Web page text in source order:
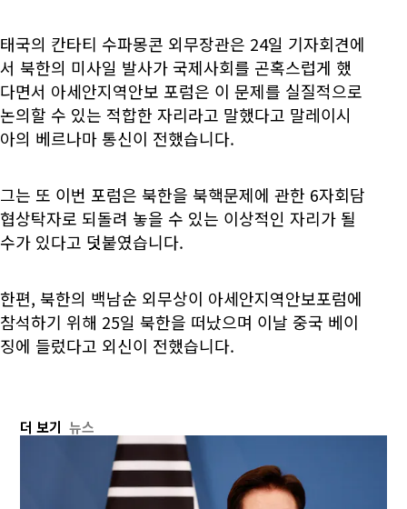
태국의 칸타티 수파몽콘 외무장관은 24일 기자회견에
서 북한의 미사일 발사가 국제사회를 곤혹스럽게 했
다면서 아세안지역안보 포럼은 이 문제를 실질적으로
논의할 수 있는 적합한 자리라고 말했다고 말레이시
아의 베르나마 통신이 전했습니다.
그는 또 이번 포럼은 북한을 북핵문제에 관한 6자회담
협상탁자로 되돌려 놓을 수 있는 이상적인 자리가 될
수가 있다고 덧붙였습니다.
한편, 북한의 백남순 외무상이 아세안지역안보포럼에
참석하기 위해 25일 북한을 떠났으며 이날 중국 베이
징에 들렀다고 외신이 전했습니다.
더 보기 뉴스